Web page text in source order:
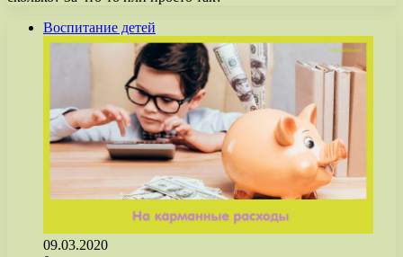
Воспитание детей
09.03.2020